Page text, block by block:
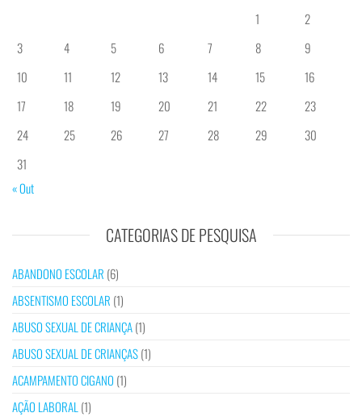
1
2
3
4 5 6 7 8
9
10
11 12 13 14 15
16
17
18 19 20 21 22
23
24
25 26 27 28 29
30
31
« Out
CATEGORIAS DE PESQUISA
ABANDONO ESCOLAR (6)
ABSENTISMO ESCOLAR (1)
ABUSO SEXUAL DE CRIANÇA(1)
ABUSO SEXUAL DE CRIANÇAS(1)
ACAMPAMENTO CIGANO (1)
AÇÃO LABORAL (1)